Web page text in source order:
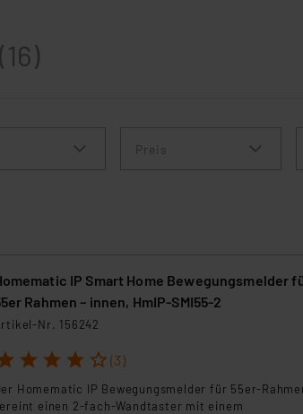
(16)
Preis
IP Smart Home Bewegungsmelder
Rahmen – innen, HmIP-SMI55-2
Nr. 156242
2 3 4 5 (3)
Homematic IP Bewegungsmelder für 55er-
einen 2-fach-Wandtaster mit einem